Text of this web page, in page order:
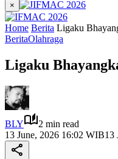
×
Home Berita Ligaku
BeritaOlahraga
Ligaku
BLY
2 min read
13 June, 2026 16:02 WIB13